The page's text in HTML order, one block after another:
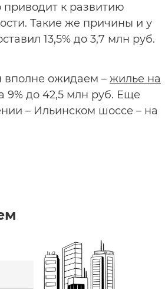
к развитию
Такие же причины и у
13,5% до 3,7 млн руб.
вполне ожидаем – жилье на
9% до 42,5 млн руб. Еще
– Ильинском шоссе – на